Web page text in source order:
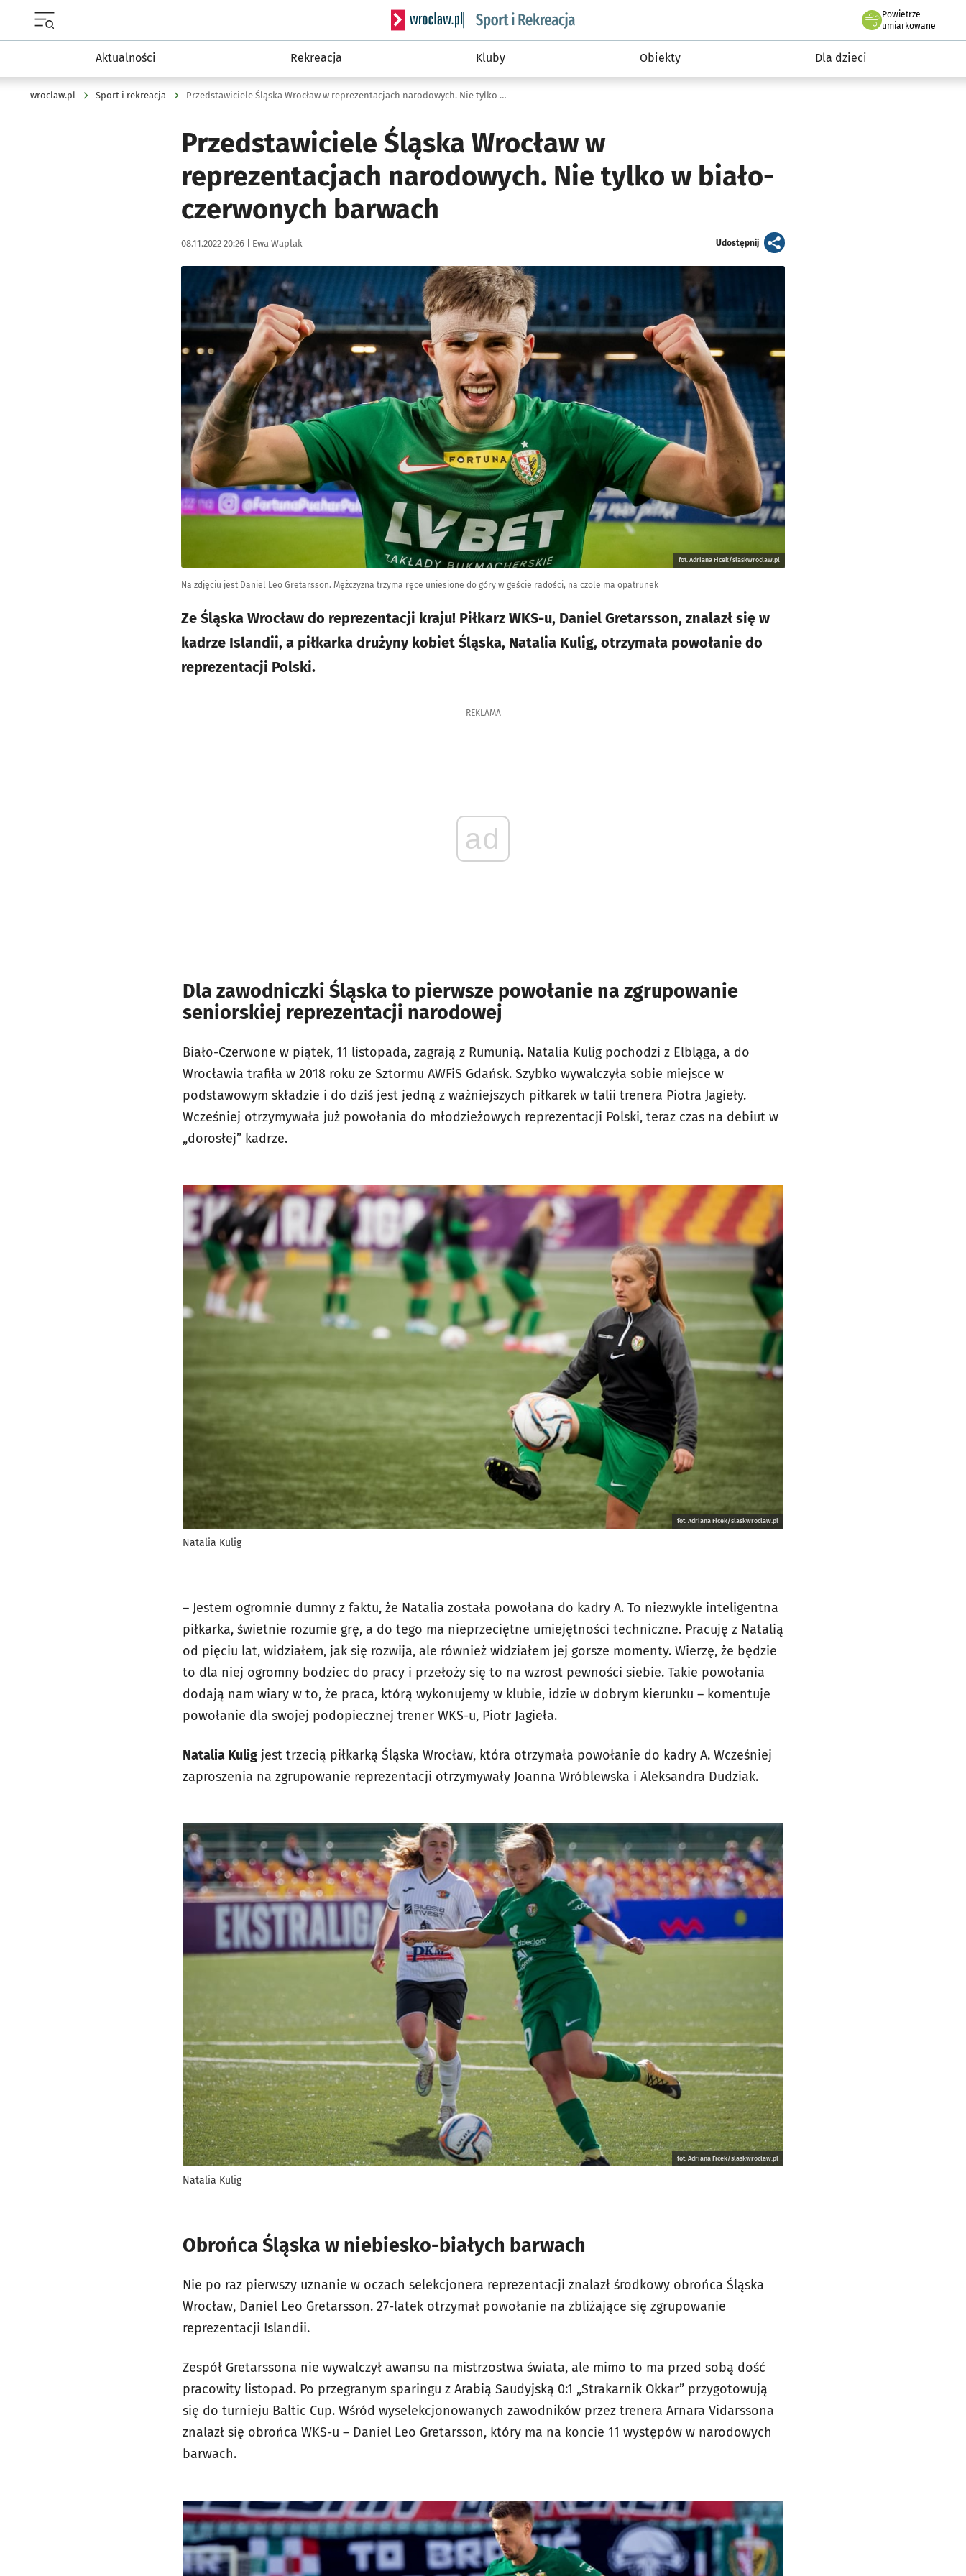
Serwis informacyjny wroclaw.pl podserwis: Sport i rekreacja
Powietrze
we Wrocławiu
umiarkowane
Aktualności Rekreacja Kluby Obiekty Dla dzieci
wroclaw.pl Sport i rekreacja Przedstawiciele Śląska Wrocław w reprezentacjach narodowych. Nie tylko w biało-czerwonych barwach
Przedstawiciele Śląska Wrocław w
reprezentacjach narodowych. Nie tylko w biało-
czerwonych barwach
Data publikacji:
08.11.2022 20:26 | Autor:
Ewa Waplak Udostępnijartykuł
Kliknij, aby powiększyć
fot. Adriana Ficek/slaskwroclaw.pl
Na zdjęciu jest Daniel Leo Gretarsson. Mężczyzna trzyma ręce uniesione do góry w geście radości, na czole ma opatrunek
Ze Śląska Wrocław do reprezentacji kraju! Piłkarz WKS-u, Daniel Gretarsson, znalazł się w
kadrze Islandii, a piłkarka drużyny kobiet Śląska, Natalia Kulig, otrzymała powołanie do
reprezentacji Polski.
REKLAMA
ad
Dla zawodniczki Śląska to pierwsze powołanie na zgrupowanie
seniorskiej reprezentacji narodowej
Biało-Czerwone w piątek, 11 listopada, zagrają z Rumunią. Natalia Kulig pochodzi z Elbląga, a do
Wrocławia trafiła w 2018 roku ze Sztormu AWFiS Gdańsk. Szybko wywalczyła sobie miejsce w
podstawowym składzie i do dziś jest jedną z ważniejszych piłkarek w talii trenera Piotra Jagieły.
Wcześniej otrzymywała już powołania do młodzieżowych reprezentacji Polski, teraz czas na debiut w
„dorosłej” kadrze.
fot. Adriana Ficek/slaskwroclaw.pl
Natalia Kulig
– Jestem ogromnie dumny z faktu, że Natalia została powołana do kadry A. To niezwykle inteligentna
piłkarka, świetnie rozumie grę, a do tego ma nieprzeciętne umiejętności techniczne. Pracuję z Natalią
od pięciu lat, widziałem, jak się rozwija, ale również widziałem jej gorsze momenty. Wierzę, że będzie
to dla niej ogromny bodziec do pracy i przełoży się to na wzrost pewności siebie. Takie powołania
dodają nam wiary w to, że praca, którą wykonujemy w klubie, idzie w dobrym kierunku – komentuje
powołanie dla swojej podopiecznej trener WKS-u, Piotr Jagieła.
Natalia Kulig jest trzecią piłkarką Śląska Wrocław, która otrzymała powołanie do kadry A. Wcześniej
zaproszenia na zgrupowanie reprezentacji otrzymywały Joanna Wróblewska i Aleksandra Dudziak.
fot. Adriana Ficek/slaskwroclaw.pl
Natalia Kulig
Obrońca Śląska w niebiesko-białych barwach
Nie po raz pierwszy uznanie w oczach selekcjonera reprezentacji znalazł środkowy obrońca Śląska
Wrocław, Daniel Leo Gretarsson. 27-latek otrzymał powołanie na zbliżające się zgrupowanie
reprezentacji Islandii.
Zespół Gretarssona nie wywalczył awansu na mistrzostwa świata, ale mimo to ma przed sobą dość
pracowity listopad. Po przegranym sparingu z Arabią Saudyjską 0:1 „Strakarnik Okkar” przygotowują
się do turnieju Baltic Cup. Wśród wyselekcjonowanych zawodników przez trenera Arnara Vidarssona
znalazł się obrońca WKS-u – Daniel Leo Gretarsson, który ma na koncie 11 występów w narodowych
barwach.